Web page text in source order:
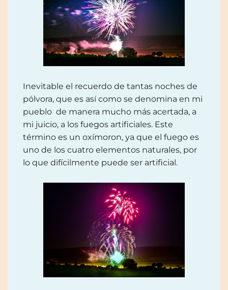
Inevitable el recuerdo de tantas noches de
pólvora, que es así como se denomina en mi
pueblo de manera mucho más acertada, a
mi juicio, a los fuegos artificiales. Este
término es un oxímoron, ya que el fuego es
uno de los cuatro elementos naturales, por
lo que difícilmente puede ser artificial.